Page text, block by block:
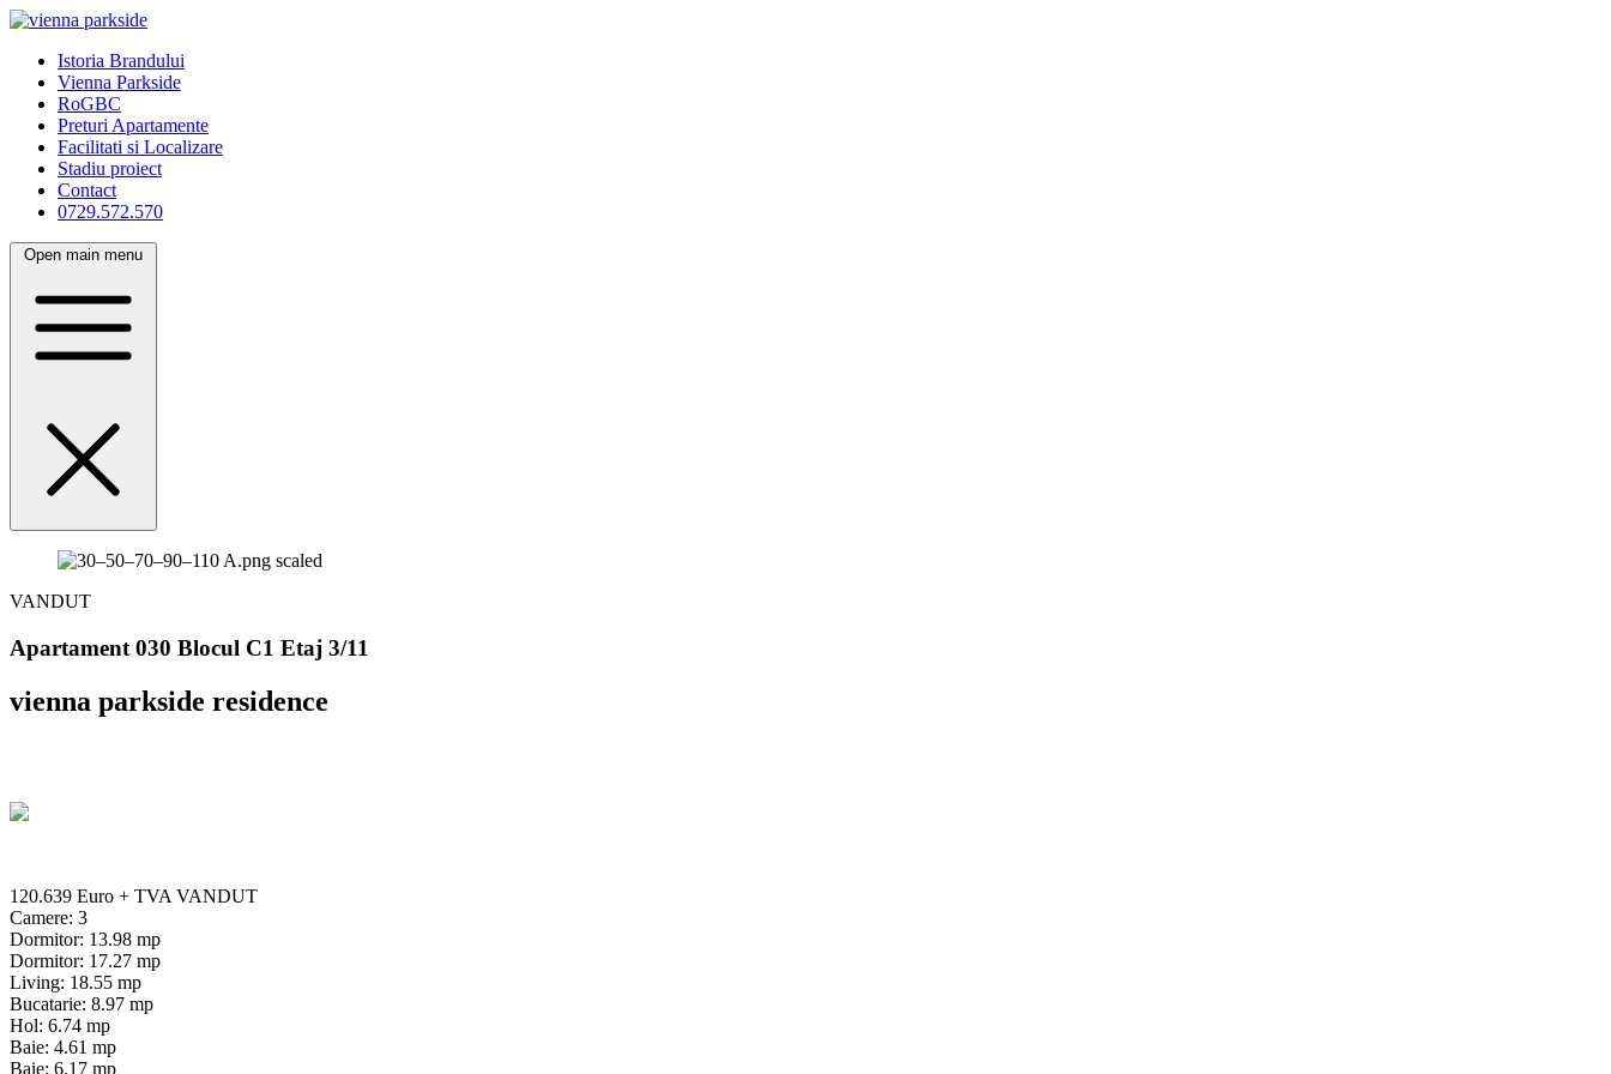
Istoria Brandului
Vienna Parkside
RoGBC
Preturi Apartamente
Facilitati si Localizare
Stadiu proiect
Contact
0729.572.570
Open main menu
VANDUT
Apartament 030 Blocul C1 Etaj 3/11
vienna parkside residence
120.639 Euro + TVA VANDUT
Camere: 3
Dormitor: 13.98 mp
Dormitor: 17.27 mp
Living: 18.55 mp
Bucatarie: 8.97 mp
Hol: 6.74 mp
Baie: 4.61 mp
Baie: 6.17 mp